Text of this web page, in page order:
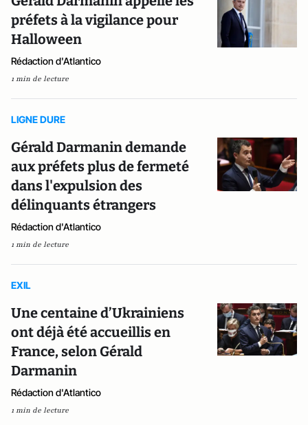
préfets à la vigilance pour
Halloween
Rédaction d'Atlantico
1 min de lecture
LIGNE DURE
Gérald Darmanin demande
aux préfets plus de fermeté
dans l'expulsion des
délinquants étrangers
Rédaction d'Atlantico
1 min de lecture
EXIL
Une centaine d’Ukrainiens
ont déjà été accueillis en
France, selon Gérald
Darmanin
Rédaction d'Atlantico
1 min de lecture